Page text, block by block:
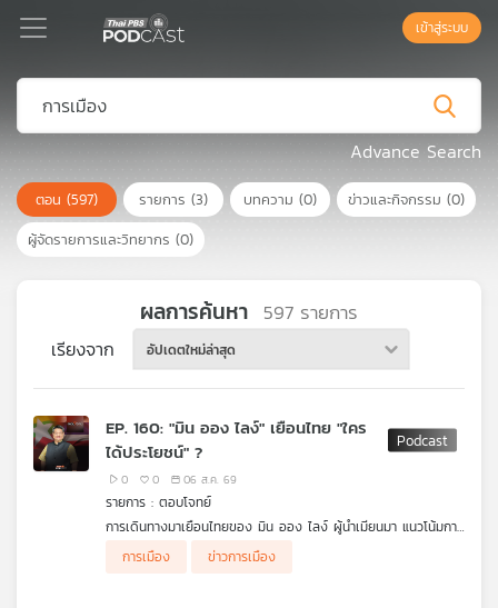
Podcast
เพล
ย์
ลิ
เพล
สต์
เข้าสู่ระบบ
Advance Search
ตอน (597) รายการ (3) บทความ (0) ข่าวและกิจกรรม (0)
ผู้จัดรายการและวิทยากร (0)
ผลการค้นหา 597 รายการ
เรียงจาก อัปเดตใหม่ล่าสุด
EP. 160: "มิน ออง ไลง์" เยือนไทย "ใคร
ได้ประโยชน์" ?
0 0 06 ส.ค. 69
รายการ : ตอบโจทย์
การเดินทางมาเยือนไทยของ มิน ออง ไลง์ ผู้นำเมียนมา แนวโน้มการ
แก้ปัญหาร่วมกัน เช่น สแกมเมอร์ และสารพิษปนเปื้อนในแม่น้ำ ฯลฯ
และบทบาทของไทยในการเป็นสะพานเชื่อมกับอาเซียน
ผู้ร่วมรายการ
รศ. ดร.ปิติ ศรีแสงนาม คณะเศรษฐศาสตร์ จุฬาลงกรณ์
การเมือง ข่าวการเมือง